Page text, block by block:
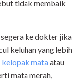
tidak membaik
ke dokter jika
keluhan yang lebih
kelopak mataatau
mata merah,